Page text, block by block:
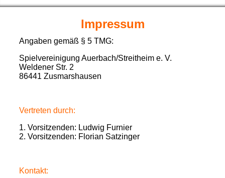
Impressum
Angaben gemäß § 5 TMG:
Spielvereinigung Auerbach/Streitheim e. V.
Weldener Str. 2
86441 Zusmarshausen
Vertreten durch:
1. Vorsitzenden: Ludwig Furnier
2. Vorsitzenden: Florian Satzinger
Kontakt: